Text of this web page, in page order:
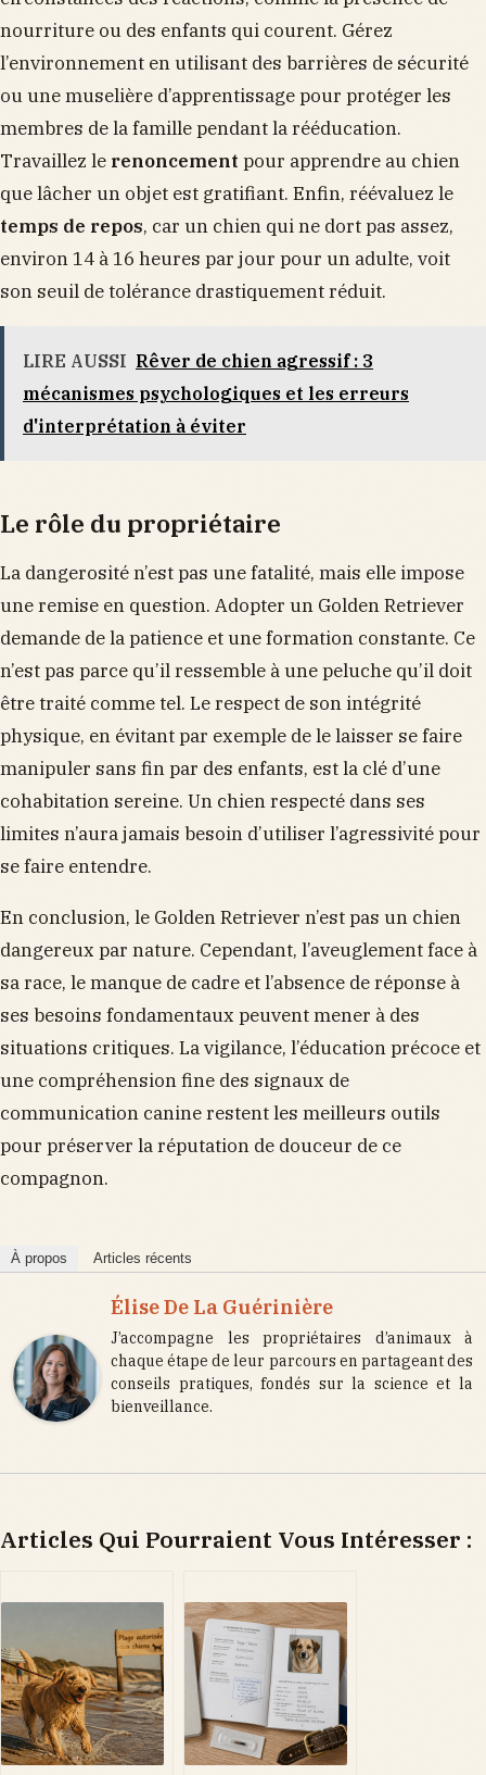
nourriture ou des enfants qui courent. Gérez
l’environnement en utilisant des barrières de sécurité
ou une muselière d’apprentissage pour protéger les
membres de la famille pendant la rééducation.
Travaillez le renoncement pour apprendre au chien
que lâcher un objet est gratifiant. Enfin, réévaluez le
temps de repos, car un chien qui ne dort pas assez,
environ 14 à 16 heures par jour pour un adulte, voit
son seuil de tolérance drastiquement réduit.
LIRE AUSSI Rêver de chien agressif : 3
mécanismes psychologiques et les erreurs
d'interprétation à éviter
Le rôle du propriétaire
La dangerosité n’est pas une fatalité, mais elle impose
une remise en question. Adopter un Golden Retriever
demande de la patience et une formation constante. Ce
n’est pas parce qu’il ressemble à une peluche qu’il doit
être traité comme tel. Le respect de son intégrité
physique, en évitant par exemple de le laisser se faire
manipuler sans fin par des enfants, est la clé d’une
cohabitation sereine. Un chien respecté dans ses
limites n’aura jamais besoin d’utiliser l’agressivité pour
se faire entendre.
En conclusion, le Golden Retriever n’est pas un chien
dangereux par nature. Cependant, l’aveuglement face à
sa race, le manque de cadre et l’absence de réponse à
ses besoins fondamentaux peuvent mener à des
situations critiques. La vigilance, l’éducation précoce et
une compréhension fine des signaux de
communication canine restent les meilleurs outils
pour préserver la réputation de douceur de ce
compagnon.
À propos Articles récents
Élise De La Guérinière
J’accompagne les propriétaires d’animaux à
chaque étape de leur parcours en partageant des
conseils pratiques, fondés sur la science et la
bienveillance.
Articles Qui Pourraient Vous Intéresser :